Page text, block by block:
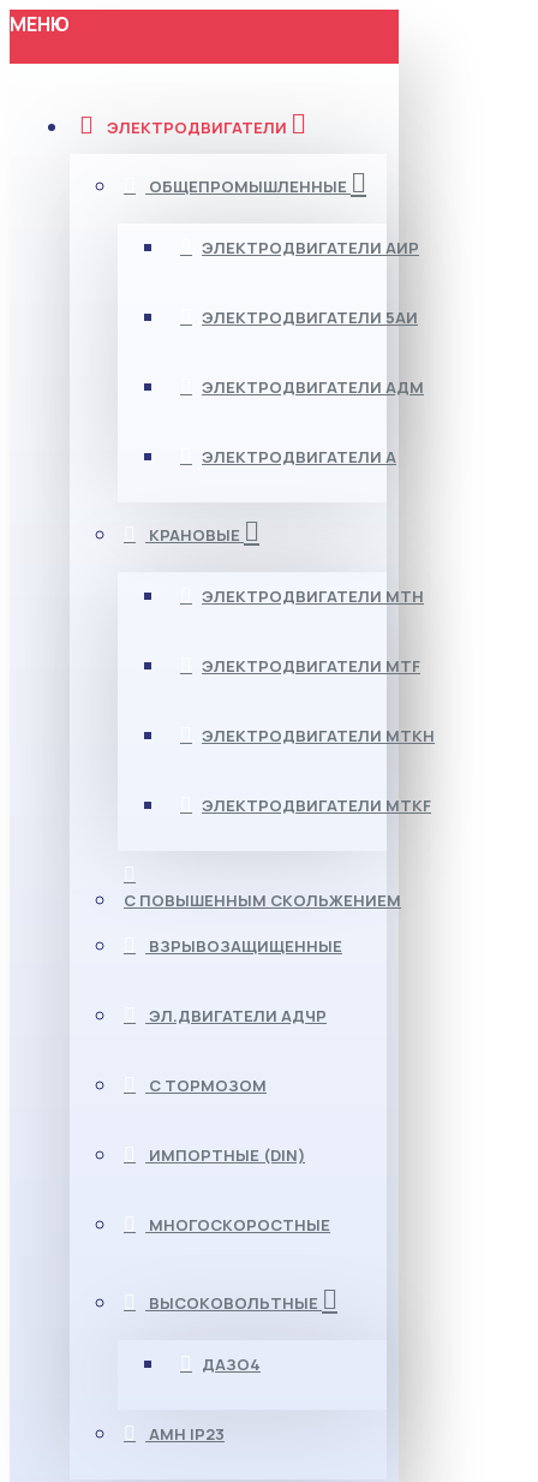
МЕНЮ
ЭЛЕКТРОДВИГАТЕЛИ
ОБЩЕПРОМЫШЛЕННЫЕ
ЭЛЕКТРОДВИГАТЕЛИ АИР
ЭЛЕКТРОДВИГАТЕЛИ 5АИ
ЭЛЕКТРОДВИГАТЕЛИ АДМ
ЭЛЕКТРОДВИГАТЕЛИ А
КРАНОВЫЕ
ЭЛЕКТРОДВИГАТЕЛИ МТН
ЭЛЕКТРОДВИГАТЕЛИ MTF
ЭЛЕКТРОДВИГАТЕЛИ МТКН
ЭЛЕКТРОДВИГАТЕЛИ MTKF
С ПОВЫШЕННЫМ СКОЛЬЖЕНИЕМ
ВЗРЫВОЗАЩИЩЕННЫЕ
ЭЛ.ДВИГАТЕЛИ АДЧР
С ТОРМОЗОМ
ИМПОРТНЫЕ (DIN)
МНОГОСКОРОСТНЫЕ
ВЫСОКОВОЛЬТНЫЕ
ДАЗО4
АМН IP23